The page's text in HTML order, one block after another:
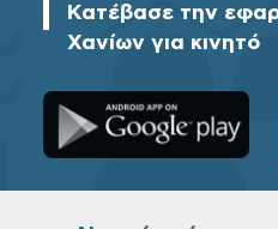
Κατέβασε την
Χανίων για κινητό